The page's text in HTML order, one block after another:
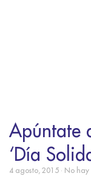
Apúntate
‘Día
4 agosto, 2015 No hay